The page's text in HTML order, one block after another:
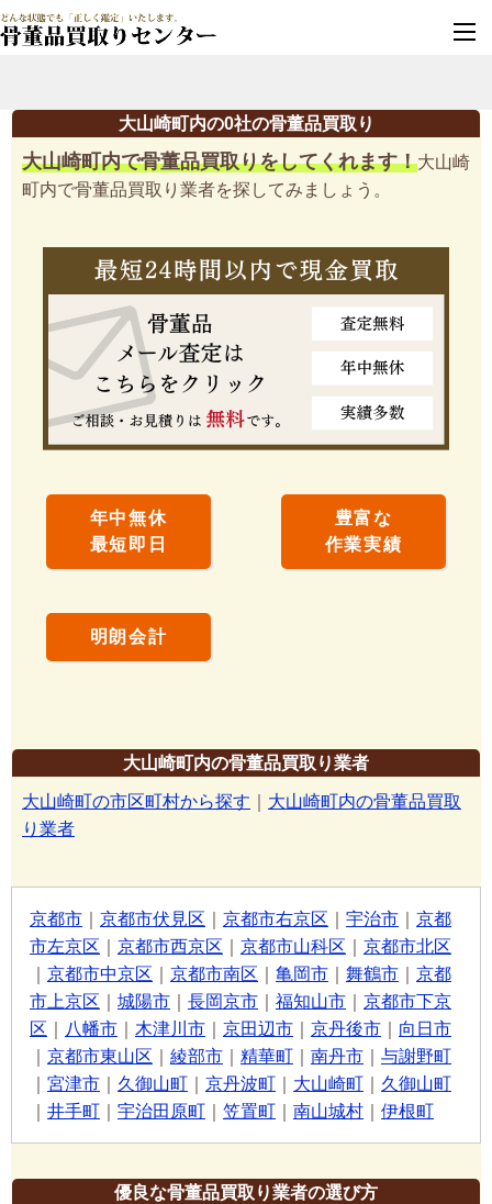
大山崎町内の0社の骨董品買取り
大山崎町内で骨董品買取りをしてくれます！大山崎
町内で骨董品買取り業者を探してみましょう。
年中無休
最短即日
豊富な
作業実績
明朗会計
大山崎町内の骨董品買取り業者
大山崎町の市区町村から探す
大山崎町内の骨董品買取
り業者
京都市 京都市伏見区 京都市右京区 宇治市
京都
市左京区
京都市西京区 京都市山科区
京都市北区
京都市中京区 京都市南区 亀岡市 舞鶴市
京都
市上京区
城陽市 長岡京市 福知山市
京都市下京
区
八幡市 木津川市 京田辺市 京丹後市
向日市
京都市東山区 綾部市 精華町 南丹市
与謝野町
宮津市 久御山町 京丹波町 大山崎町
久御山町
井手町 宇治田原町 笠置町 南山城村 伊根町
優良な骨董品買取り業者の選び方